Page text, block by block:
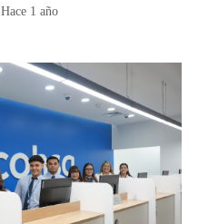
Hace 1 año